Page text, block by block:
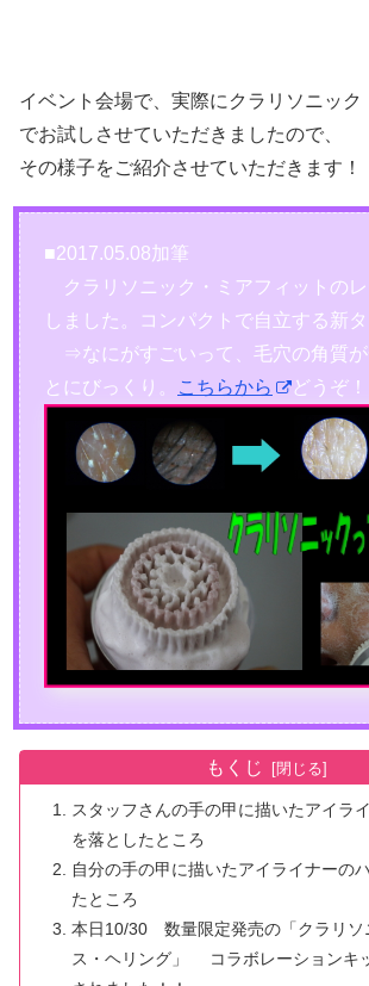
イベント会場で、実際にクラリソニック
でお試しさせていただきましたので、
その様子をご紹介させていただきます！
■2017.05.08加筆
クラリソニック・ミアフィットのレ
しました。コンパクトで自立する新タ
⇒なにがすごいって、毛穴の角質が
とにびっくり。
こちらから どうぞ！
もくじ
スタッフさんの手の甲に描いたアイラ
を落としたところ
自分の手の甲に描いたアイライナーの
たところ
本日10/30 数量限定発売の「クラリソ
ス・ヘリング」 コラボレーションキ